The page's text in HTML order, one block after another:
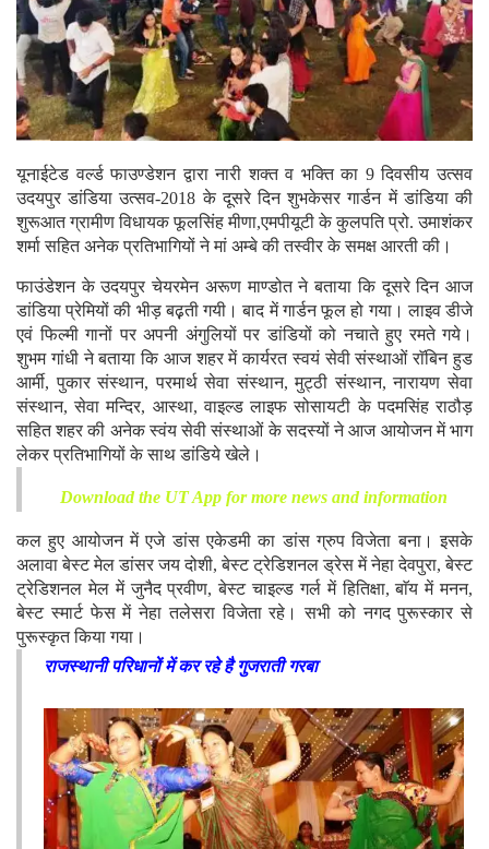
यूनाईटेड वर्ल्ड फाउण्डेशन द्वारा नारी शक्त व भक्ति का 9 दिवसीय उत्सव
उदयपुर डांडिया उत्सव-2018 के दूसरे दिन शुभकेसर गार्डन में डांडिया की
शुरूआत ग्रामीण विधायक फूलसिंह मीणा,एमपीयूटी के कुलपति प्रो. उमाशंकर
शर्मा सहित अनेक प्रतिभागियों ने मां अम्बे की तस्वीर के समक्ष आरती की।
फाउंडेशन के उदयपुर चेयरमेन अरूण माण्डोत ने बताया कि दूसरे दिन आज
डांडिया प्रेमियों की भीड़ बढ़़ती गयी। बाद में गार्डन फूल हो गया। लाइव डीजे
एवं फिल्मी गानों पर अपनी अंगुलियों पर डांडियों को नचाते हुए रमते गये।
शुभम गांधी ने बताया कि आज शहर में कार्यरत स्वयं सेवी संस्थाओं राॅबिन हुड
आर्मी, पुकार संस्थान, परमार्थ सेवा संस्थान, मुट्ठी संस्थान, नारायण सेवा
संस्थान, सेवा मन्दिर, आस्था, वाइल्ड लाइफ सोसायटी के पदमसिंह राठौड़
सहित शहर की अनेक स्वंय सेवी संस्थाओं के सदस्यों ने आज आयोजन में भाग
लेकर प्रतिभागियों के साथ डांडिये खेले।
Download the UT App for more news and information
कल हुए आयोजन में एजे डांस एकेडमी का डांस ग्रुप विजेता बना। इसके
अलावा बेस्ट मेल डांसर जय दोशी, बेस्ट ट्रेडिशनल ड्रेस में नेहा देवपुरा, बेस्ट
ट्रेडिशनल मेल में जुनैद प्रवीण, बेस्ट चाइल्ड गर्ल में हितिक्षा, बाॅय में मनन,
बेस्ट स्मार्ट फेस में नेहा तलेसरा विजेता रहे। सभी को नगद पुरूस्कार से
पुरूस्कृत किया गया।
राजस्थानी परिधानों में कर रहे है गुजराती गरबा